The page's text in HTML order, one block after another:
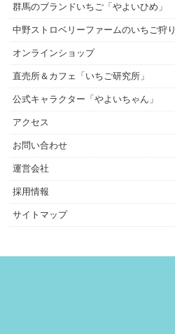
群馬のブランドいちご「やよいひめ」
中野ストロベリーファームのいちご狩り
オンラインショップ
直売所＆カフェ「いちご研究所」
公式キャラクター「やよいちゃん」
アクセス
お問い合わせ
運営会社
採用情報
サイトマップ